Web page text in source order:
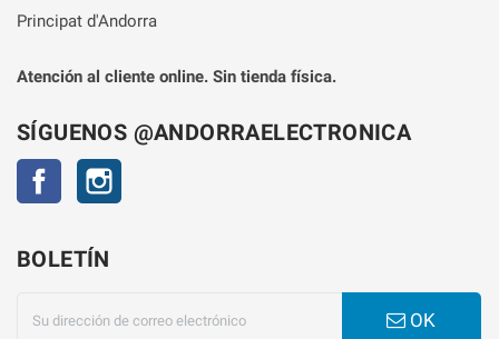
Principat d'Andorra
Atención al cliente online. Sin tienda física.
SÍGUENOS @ANDORRAELECTRONICA
Facebook
BOLETÍN
OK